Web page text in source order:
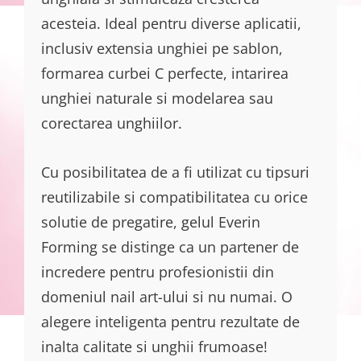
acesteia. Ideal pentru diverse aplicatii,
inclusiv extensia unghiei pe sablon,
formarea curbei C perfecte, intarirea
unghiei naturale si modelarea sau
corectarea unghiilor.
Cu posibilitatea de a fi utilizat cu tipsuri
reutilizabile si compatibilitatea cu orice
solutie de pregatire, gelul Everin
Forming se distinge ca un partener de
incredere pentru profesionistii din
domeniul nail art-ului si nu numai. O
alegere inteligenta pentru rezultate de
inalta calitate si unghii frumoase!